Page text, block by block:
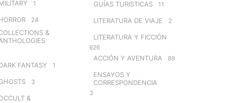
1
24
&
FANTASY 1
3
&
GUÍAS TURISTICAS 11
LITERATURA DE VIAJE 2
LITERATURA Y FICCIÓN
626
ACCIÓN Y AVENTURA 89
ENSAYOS Y
CORRESPONDENCIA
3